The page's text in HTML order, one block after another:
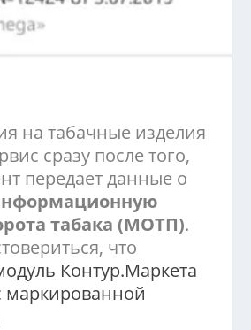
на табачные изделия
сразу после того,
передает данные о
табака (МОТП).
что
Контур.Маркета
маркированной